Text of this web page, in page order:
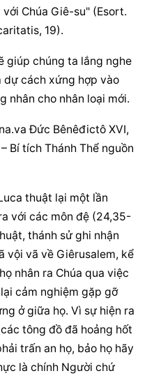
Chúa Giê-su" (Esort.
19).
giúp chúng ta lắng nghe
dự cách xứng hợp vào
nhân cho nhân loại mới.
Bí tích Thánh Thể nguồn
với các môn đệ (24,35-
thánh sử ghi nhận
vội vã về Giêrusalem, kể
nhân ra Chúa qua việc
cảm nghiệm gặp gỡ
ở giữa họ. Vì sự hiện ra
các tông đồ đã hoảng hốt
trấn an họ, bảo họ hãy
là chính Người chứ